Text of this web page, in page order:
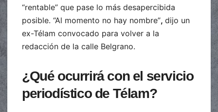
“rentable” que pase lo más desapercibida
posible. “Al momento no hay nombre”, dijo un
ex-Télam convocado para volver a la
redacción de la calle Belgrano.
¿Qué ocurrirá con el servicio
periodístico de Télam?